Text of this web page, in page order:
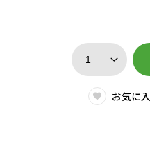
お気に